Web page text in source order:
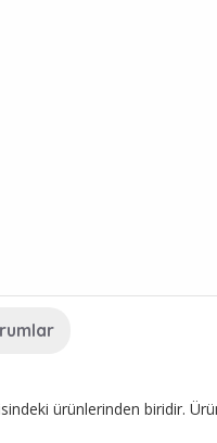
ürünlerinden biridir.